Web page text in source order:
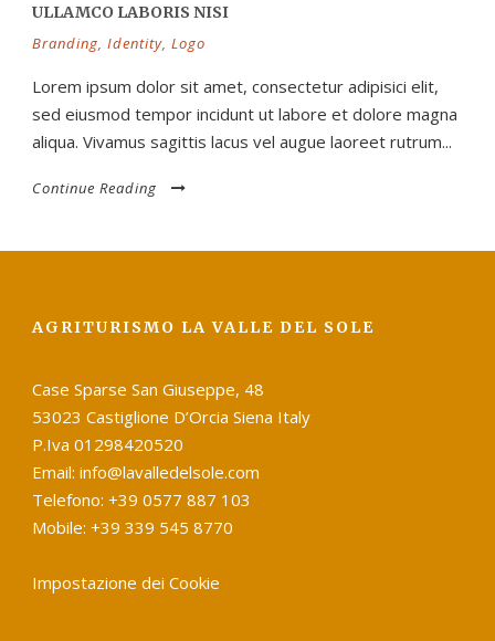
ULLAMCO LABORIS NISI
Branding, Identity, Logo
Lorem ipsum dolor sit amet, consectetur adipisici elit,
sed eiusmod tempor incidunt ut labore et dolore magna
aliqua. Vivamus sagittis lacus vel augue laoreet rutrum...
Continue Reading
AGRITURISMO LA VALLE DEL SOLE
Case Sparse San Giuseppe, 48
53023 Castiglione D’Orcia Siena Italy
P.Iva 01298420520
Email: info@lavalledelsole.com
Telefono: +39 0577 887 103
Mobile: +39 339 545 8770
Impostazione dei Cookie